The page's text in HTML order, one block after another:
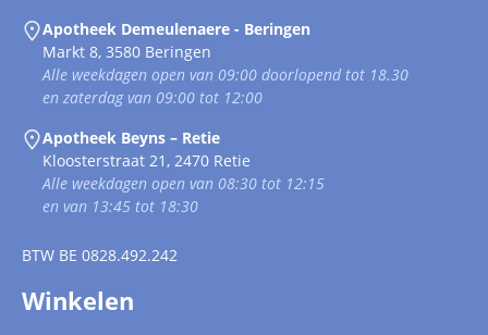
Apotheek Demeulenaere - Beringen
Markt 8, 3580 Beringen
Alle weekdagen open van 09:00 doorlopend tot 18.30
en zaterdag van 09:00 tot 12:00
Apotheek Beyns – Retie
Kloosterstraat 21, 2470 Retie
Alle weekdagen open van 08:30 tot 12:15
en van 13:45 tot 18:30
BTW BE 0828.492.242
Winkelen